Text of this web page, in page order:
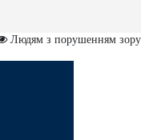
Людям з порушенням зору